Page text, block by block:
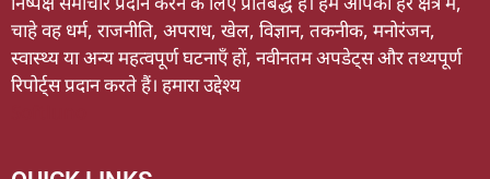
चाहे वह धर्म, राजनीति, अपराध, खेल, विज्ञान, तकनीक, मनोरंजन,
स्वास्थ्य या अन्य महत्वपूर्ण घटनाएँ हों, नवीनतम अपडेट्स और तथ्यपूर्ण
रिपोर्ट्स प्रदान करते हैं। हमारा उद्देश्य